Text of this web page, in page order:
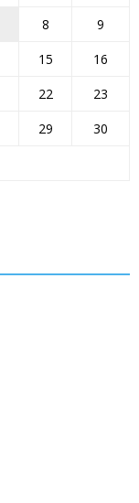
8
9
15
16
22
23
29
30